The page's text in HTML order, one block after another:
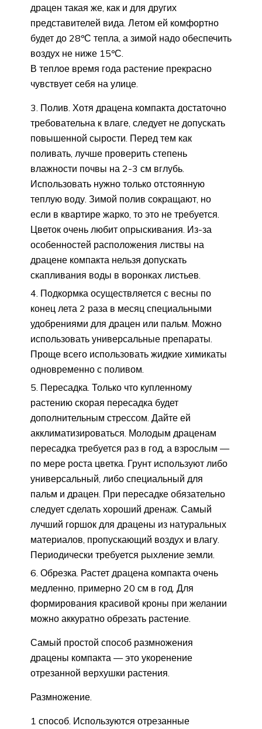
драцен такая же, как и для других
представителей вида. Летом ей комфортно
будет до 28ºС тепла, а зимой надо обеспечить
воздух не ниже 15ºС.
В теплое время года растение прекрасно
чувствует себя на улице.
Полив. Хотя драцена компакта достаточно
требовательна к влаге, следует не допускать
повышенной сырости. Перед тем как
поливать, лучше проверить степень
влажности почвы на 2-3 см вглубь.
Использовать нужно только отстоянную
теплую воду. Зимой полив сокращают, но
если в квартире жарко, то это не требуется.
Цветок очень любит опрыскивания. Из-за
особенностей расположения листвы на
драцене компакта нельзя допускать
скапливания воды в воронках листьев.
Подкормка осуществляется с весны по
конец лета 2 раза в месяц специальными
удобрениями для драцен или пальм. Можно
использовать универсальные препараты.
Проще всего использовать жидкие химикаты
одновременно с поливом.
Пересадка. Только что купленному
растению скорая пересадка будет
дополнительным стрессом. Дайте ей
акклиматизироваться. Молодым драценам
пересадка требуется раз в год, а взрослым —
по мере роста цветка. Грунт используют либо
универсальный, либо специальный для
пальм и драцен. При пересадке обязательно
следует сделать хороший дренаж. Самый
лучший горшок для драцены из натуральных
материалов, пропускающий воздух и влагу.
Периодически требуется рыхление земли.
Обрезка. Растет драцена компакта очень
медленно, примерно 20 см в год. Для
формирования красивой кроны при желании
можно аккуратно обрезать растение.
Самый простой способ размножения
драцены компакта — это укоренение
отрезанной верхушки растения.
Размножение.
1 способ. Используются отрезанные